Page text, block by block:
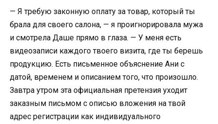
— Я требую законную оплату за товар, который ты
брала для своего салона, — я проигнорировала мужа
и смотрела Даше прямо в глаза. — У меня есть
видеозаписи каждого твоего визита, где ты берешь
продукцию. Есть письменное объяснение Ани с
датой, временем и описанием того, что произошло.
Завтра утром эта официальная претензия уходит
заказным письмом с описью вложения на твой
адрес регистрации как индивидуального